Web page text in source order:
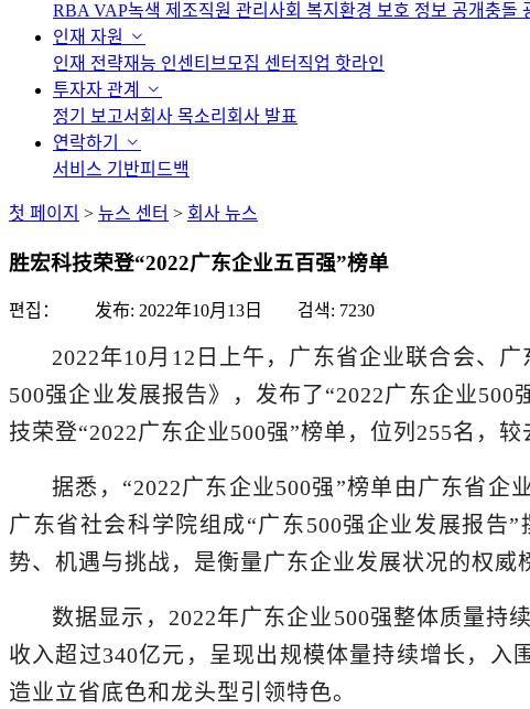
RBA VAP녹색 제조직원 관리 사회 복지 환경 보호 정보 공개충돌
인재 자원
인재 전략재능 인센티브 모집 센터 직업 핫라인
투자자 관계
정기 보고서 회사 목소리 회사 발표
연락하기
서비스 기반피드백
첫 페이지 > 뉴스 센터 > 회사 뉴스
胜宏科技荣登“2022广东企业五百强”榜单
편집： 发布: 2022年10月13日 검색: 7230
2022年10月12日上午，广东省企业联合会、
500强企业发展报告》，发布了“2022广东企业
技荣登“2022广东企业500强”榜单，位列255名，
据悉， “2022广东企业500强”榜单由广东省企
广东省社会科学院组成“广东500强企业发展报告
势、机遇与挑战，是衡量广东企业发展状况的权威
数据显示，2022年广东企业500强整体质量持
收入超过340亿元，呈现出规模体量持续增长，入
造业立省底色和龙头型引领特色。